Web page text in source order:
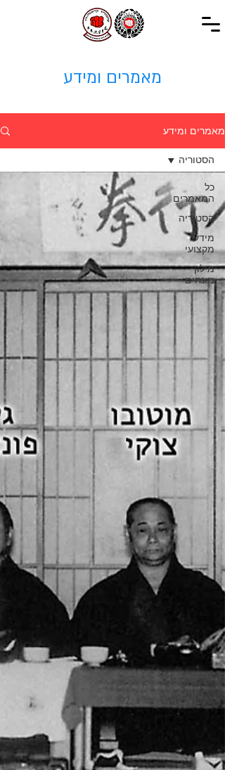
מאמרים ומידע
מאמרים ומידע
כל
המאמרים
הסטוריה
מידע
מקצועי
מילון
מונחים
הסטוריה